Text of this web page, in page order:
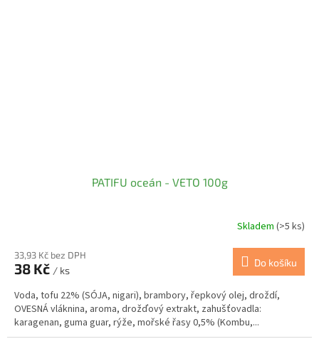
PATIFU oceán - VETO 100g
Skladem (>5 ks)
33,93 Kč bez DPH
38 Kč / ks
Do košíku
Voda, tofu 22% (SÓJA, nigari), brambory, řepkový olej, droždí,
OVESNÁ vláknina, aroma, drožďový extrakt, zahušťovadla:
karagenan, guma guar, rýže, mořské řasy 0,5% (Kombu,...